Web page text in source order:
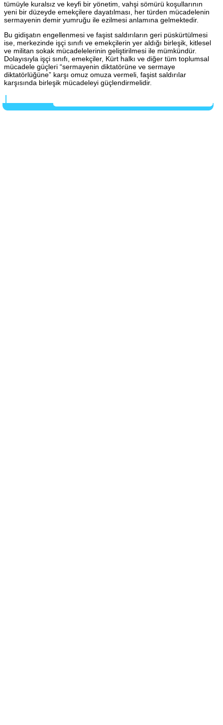
tümüyle kuralsız ve keyfi bir yönetim, vahşi sömürü koşullarının
yeni bir düzeyde emekçilere dayatılması, her türden mücadelenin
sermayenin demir yumruğu ile ezilmesi anlamına gelmektedir.
Bu gidişatın engellenmesi ve faşist saldırıların geri püskürtülmesi
ise, merkezinde işçi sınıfı ve emekçilerin yer aldığı birleşik, kitlesel
ve militan sokak mücadelelerinin geliştirilmesi ile mümkündür.
Dolayısıyla işçi sınıfı, emekçiler, Kürt halkı ve diğer tüm toplumsal
mücadele güçleri “sermayenin diktatörüne ve sermaye
diktatörlüğüne” karşı omuz omuza vermeli, faşist saldırılar
karşısında birleşik mücadeleyi güçlendirmelidir.